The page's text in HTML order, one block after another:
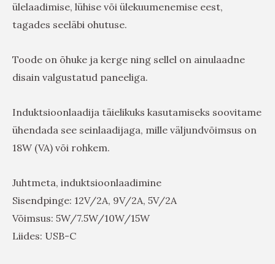
ülelaadimise, lühise või ülekuumenemise eest,
tagades seeläbi ohutuse.
Toode on õhuke ja kerge ning sellel on ainulaadne
disain valgustatud paneeliga.
Induktsioonlaadija täielikuks kasutamiseks soovitame
ühendada see seinlaadijaga, mille väljundvõimsus on
18W (VA) või rohkem.
Juhtmeta, induktsioonlaadimine
Sisendpinge: 12V/2A, 9V/2A, 5V/2A
Võimsus: 5W/7.5W/10W/15W
Liides: USB-C